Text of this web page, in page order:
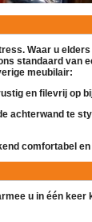
Waar u
standaard van
meubilair:
en filevrij op
achterwand te
comfortabel
u in één keer